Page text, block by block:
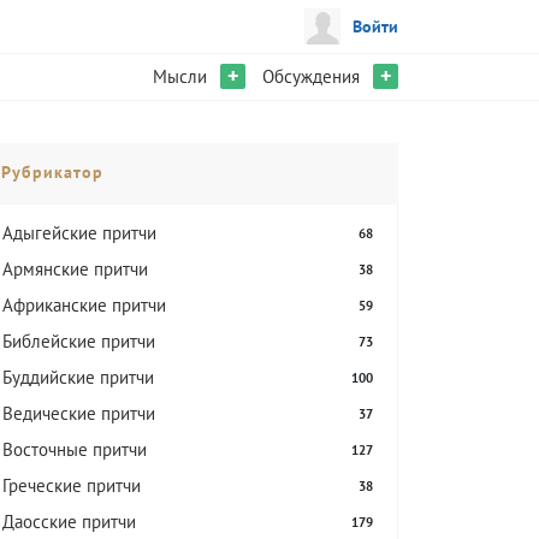
Войти
Мысли + Обсуждения +
Рубрикатор
Адыгейские притчи 68
Армянские притчи 38
Африканские притчи 59
Библейские притчи 73
Буддийские притчи 100
Ведические притчи 37
Восточные притчи 127
Греческие притчи 38
Даосские притчи 179